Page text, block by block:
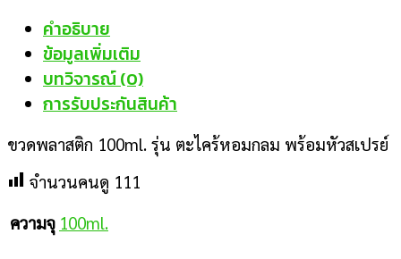
คำอธิบาย
ข้อมูลเพิ่มเติม
บทวิจารณ์ (0)
การรับประกันสินค้า
ขวดพลาสติก 100ml. รุ่น ตะไคร้หอมกลม พร้อมหัวสเปรย์
จำนวนคนดู 111
ความจุ 100ml.